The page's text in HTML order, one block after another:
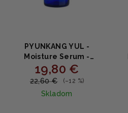
PYUNKANG YUL -
Moisture Serum -
Hydratačné sérum s
Coptis japonica a
olivovým olejom 100ml
19,80 €
22,60 € (–12 %)
Skladom